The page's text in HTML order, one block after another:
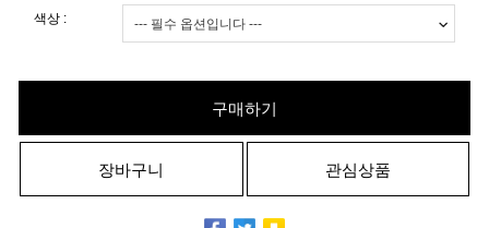
색상 :
구매하기
장바구니 관심상품